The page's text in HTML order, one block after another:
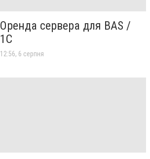
Оренда сервера для BAS /
1C
12:56, 6 серпня